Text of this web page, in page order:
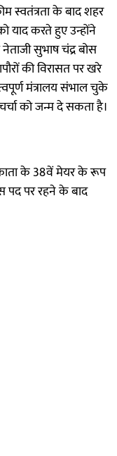
स्वतंत्रता के बाद शहर
याद करते हुए उन्होंने
सुभाष चंद्र बोस
की विरासत पर खरे
मंत्रालय संभाल चुके
को जन्म दे सकता है।
के 38वें मेयर के रूप
पद पर रहने के बाद